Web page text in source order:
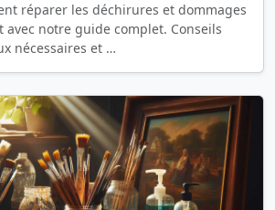
réparer les déchirures et dommages
avec notre guide complet. Conseils
nécessaires et …